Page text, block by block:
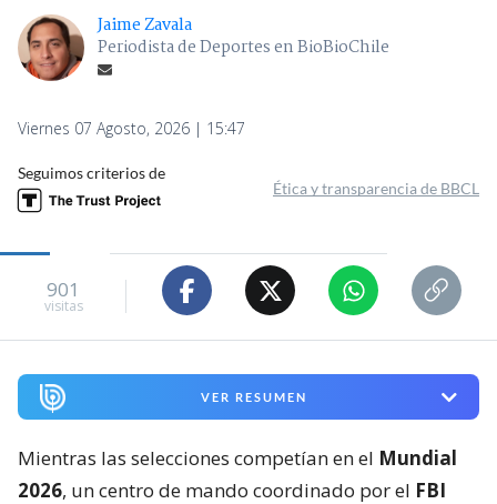
Jaime Zavala
Periodista de Deportes en BioBioChile
Viernes 07 Agosto, 2026 | 15:47
Seguimos criterios de
Ética y transparencia de BBCL
901
visitas
VER RESUMEN
Mientras las selecciones competían en el Mundial
2026, un centro de mando coordinado por el FBI